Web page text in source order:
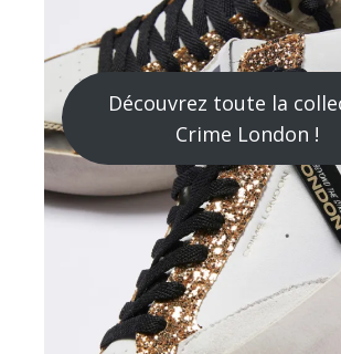
Découvrez toute la
Crime London !